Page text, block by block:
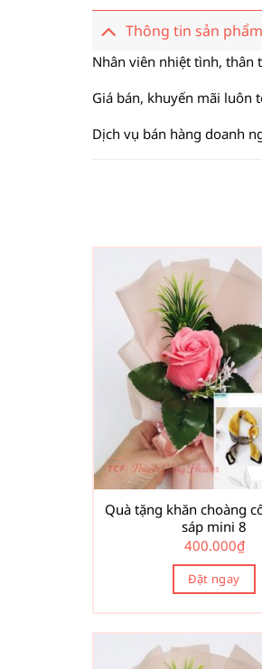
Thông tin sản phẩm
Nhân viên nhiệt tình, thân
Giá bán, khuyến mãi luôn
Dịch vụ bán hàng doanh
Quà tặng khăn choàng
sáp mini 8
400.000₫
Đặt ngay